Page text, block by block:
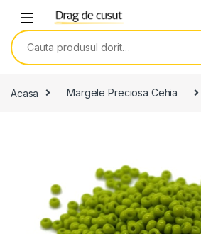
Search for:
Acasa Margele Preciosa Cehia